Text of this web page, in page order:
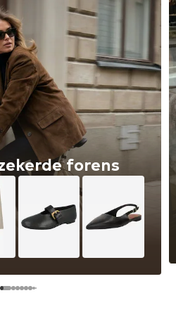
forens